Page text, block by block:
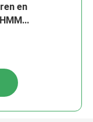
en